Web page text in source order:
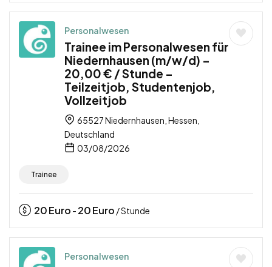
Personalwesen
Trainee im Personalwesen für
Niedernhausen (m/w/d) –
20,00 € / Stunde –
Teilzeitjob, Studentenjob,
Vollzeitjob
65527 Niedernhausen, Hessen,
Deutschland
03/08/2026
Trainee
20Euro - 20Euro / Stunde
Personalwesen